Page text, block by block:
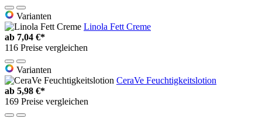
Varianten
Linola Fett Creme
ab 7,04 €*
116 Preise vergleichen
Varianten
CeraVe Feuchtigkeitslotion
ab 5,98 €*
169 Preise vergleichen